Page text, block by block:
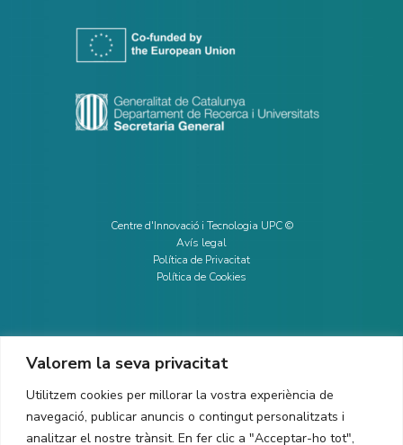
Valorem la seva privacitat
Utilitzem cookies per millorar la vostra experiència de
navegació, publicar anuncis o contingut personalitzats i
analitzar el nostre trànsit. En fer clic a "Acceptar-ho tot",
Centre d'Innovació i Tecnologia UPC ©
Avís legal
Política de Privacitat
Política de Cookies
CONTACTE
Ed. K2M (Planta 1, Oficina 106)
C/ Jordi Girona 1-3
08034 Barcelona (Espanya)